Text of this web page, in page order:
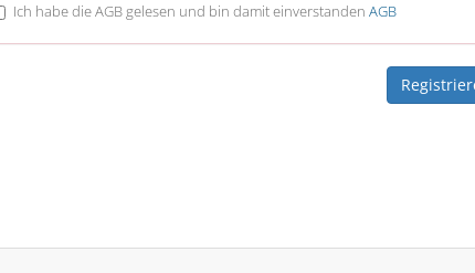
Ich habe die AGB gelesen und bin damit einverstanden AGB